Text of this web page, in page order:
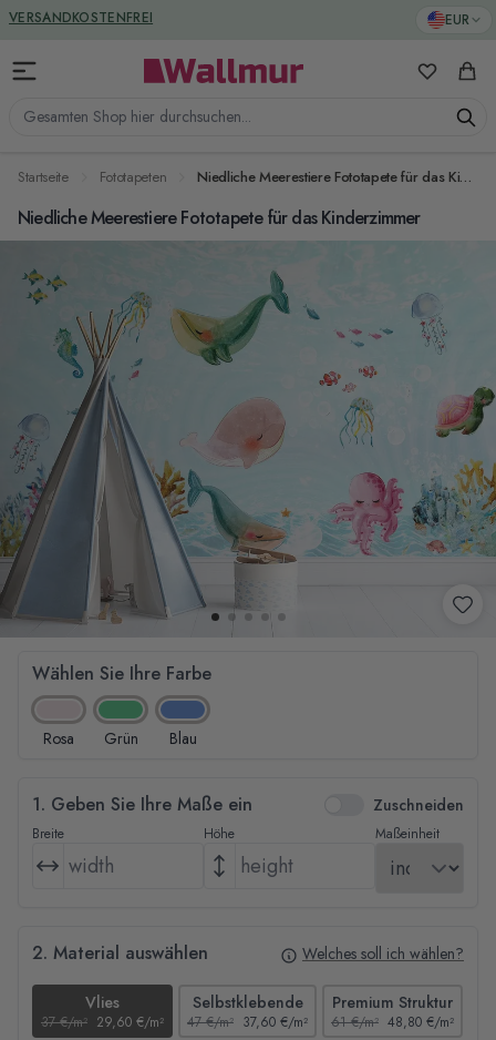
Zum Inhalt springen EUR
Gesamten Shop hier durchsuchen...
Meine
VERSANDKOSTENFREI
GREENGUARD ZERTIFIZIERT
Startseite Fototapeten Niedliche Meerestiere Fototapete für das Kinderzimmer
Niedliche Meerestiere Fototapete für das Kinderzimmer
Wählen Sie Ihre Farbe
Rosa Grün Blau
1. Geben Sie Ihre Maße ein Zuschneiden
Breite Höhe Maßeinheit
2. Material auswählen Welches soll ich wählen?
Vlies
37 €/m² 29,60 €/m²
Selbstklebende
47 €/m² 37,60 €/m²
Premium Struktur
61 €/m² 48,80 €/m²